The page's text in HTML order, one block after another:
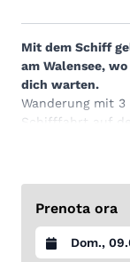
Mit dem Schiff
am Walensee,
dich warten.
Wanderung mit
Schifffahrt auf
Blick auf die
Du überquerst
erreichst nach
Weindörfchen
Prenota ora
Datum